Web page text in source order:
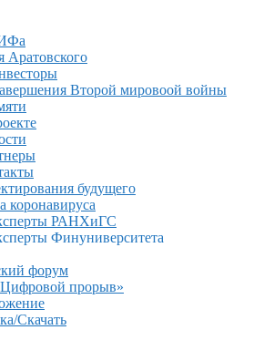
Второй мировоой войны
будущего
коронавируса
РАНХиГС
Финуниверситета
форум
прорыв»
Скачать